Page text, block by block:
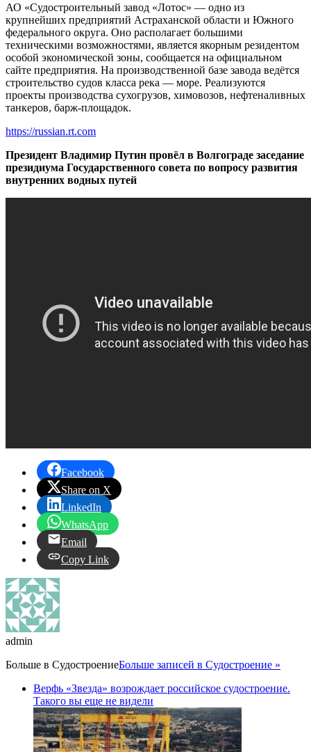
АО «Судостроительный завод «Лотос» — одно из
крупнейших предприятий Астраханской области и Южного
федерального округа. Оно располагает большими
техническими возможностями, является якорным резидентом
особой экономической зоны, сообщается на официальном
сайте предприятия. На производственной базе завода ведётся
строительство судов класса река — море. Реализуются
проекты производства сухогрузов, химовозов, нефтеналивных
танкеров, барж-площадок.
https://russian.rt.com
Президент Владимир Путин провёл в Волгограде заседание
президиума Государственного совета по вопросу развития
внутренних водных путей
Facebook
Share on X
LinkedIn
WhatsApp
Email
Copy Link
admin
Больше в СудостроениеБольше записей в Судостроение »
Верфь «Звезда» возрождает российское судостроение.
Такого вы еще не видели